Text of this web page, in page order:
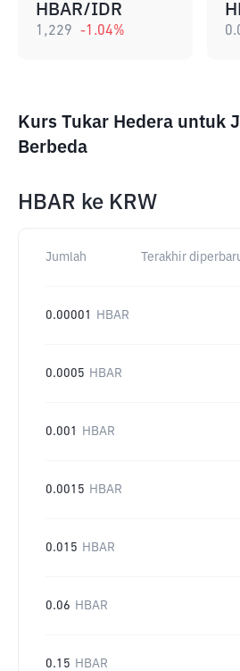
HBAR/IDR
1,229 -1.04%
Kurs Tukar Hedera untuk
Berbeda
HBAR ke KRW
Jumlah Terakhir
0.00001 HBAR
0.0005 HBAR
0.001 HBAR
0.0015 HBAR
0.015 HBAR
0.06 HBAR
0.15 HBAR